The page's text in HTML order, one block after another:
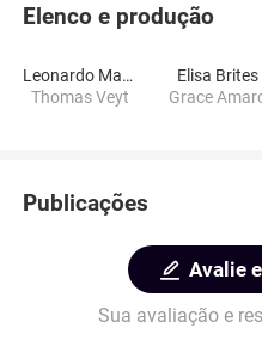
Elenco e produção
Leonardo Machado
Thomas Veyt
Elisa Brites
Grace
Publicações
Avalie
Sua avaliação e